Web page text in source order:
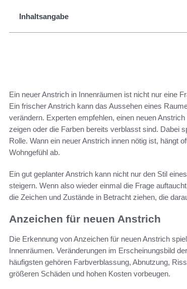
Inhaltsangabe
Ein neuer Anstrich in Innenräumen ist nicht nur eine
Ein frischer Anstrich kann das Aussehen eines
verändern. Experten empfehlen, einen neuen
zeigen oder die Farben bereits verblasst sind. Dabei
Rolle. Wann ein neuer Anstrich innen nötig ist, hängt
Wohngefühl ab.
Ein gut geplanter Anstrich kann nicht nur den Stil
steigern. Wenn also wieder einmal die Frage
die Zeichen und Zustände in Betracht ziehen, die
Anzeichen für neuen Anstrich
Die Erkennung von Anzeichen für neuen Anstrich
Innenräumen. Veränderungen im Erscheinungsbild
häufigsten gehören Farbverblassung, Abnutzung,
größeren Schäden und hohen Kosten vorbeugen.